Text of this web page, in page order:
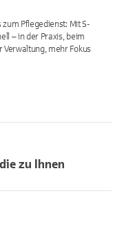
Pflegedienst: Mit S-
– in der Praxis, beim
Verwaltung, mehr Fokus
zu Ihnen